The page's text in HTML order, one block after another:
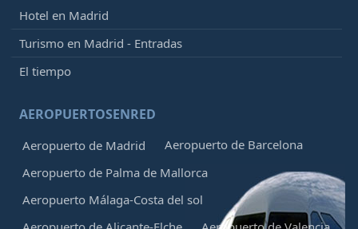
Hotel en Madrid
Turismo en Madrid - Entradas
El tiempo
AEROPUERTOSENRED
Aeropuerto de Madrid
Aeropuerto de Barcelona
Aeropuerto de Palma de Mallorca
Aeropuerto Málaga-Costa del sol